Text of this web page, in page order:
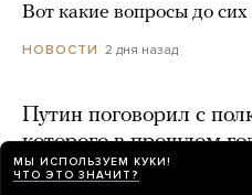
Вот какие вопросы до сих
НОВОСТИ 2 дня назад
Путин поговорил с
которого в прошлом
блогеры
МЫ ИСПОЛЬЗУЕМ КУКИ!
ЧТО ЭТО ЗНАЧИТ?